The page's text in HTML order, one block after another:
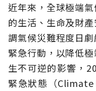
近年來，全球極端
的生活、生命及財
調氣候災難程度日
緊急行動，以降低
生不可逆的影響，
緊急狀態（